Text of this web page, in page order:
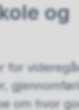
og
for
om hvor